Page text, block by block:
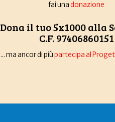
fai unadonazione
Dona il tuo 5x1000 alla
C.F. 97406860151
... ma ancor di piùpartecipa al